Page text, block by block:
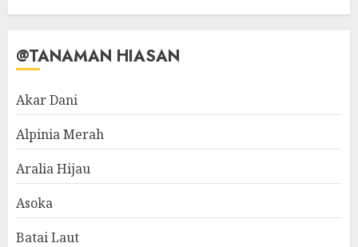
@TANAMAN HIASAN
Akar Dani
Alpinia Merah
Aralia Hijau
Asoka
Batai Laut